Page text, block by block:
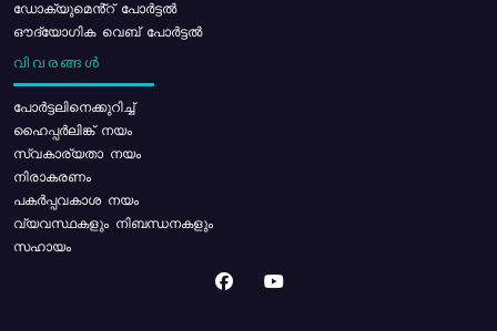
ഡോക്യുമെൻ്റ് പോർട്ടൽ
ഔദ്യോഗിക വെബ് പോർട്ടൽ
വിവരങ്ങൾ
പോര്‍ട്ടലിനെക്കുറിച്ച്
ഹൈപ്പർലിങ്ക് നയം
സ്വകാര്യതാ നയം
നിരാകരണം
പകർപ്പവകാശ നയം
വ്യവസ്ഥകളും നിബന്ധനകളും
സഹായം